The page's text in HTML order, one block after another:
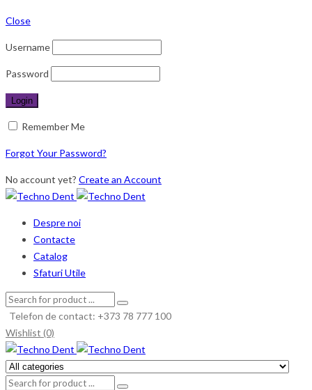
Close
Username
Password
Remember Me
Forgot Your Password?
No account yet? Create an Account
Despre noi
Contacte
Catalog
Sfaturi Utile
Telefon de contact: +373 78 777 100
Wishlist (0)